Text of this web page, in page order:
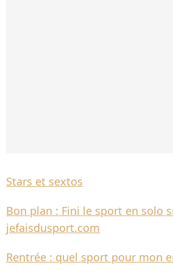
Stars et sextos
Bon plan : Fini le sport en solo
jefaisdusport.com
Rentrée : quel sport pour mon